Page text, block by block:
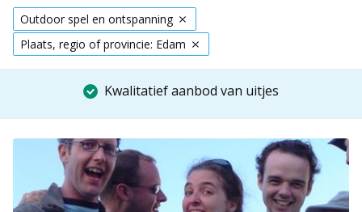
Outdoor spel en ontspanning
Plaats, regio of provincie: Edam
Kwalitatief aanbod van uitjes